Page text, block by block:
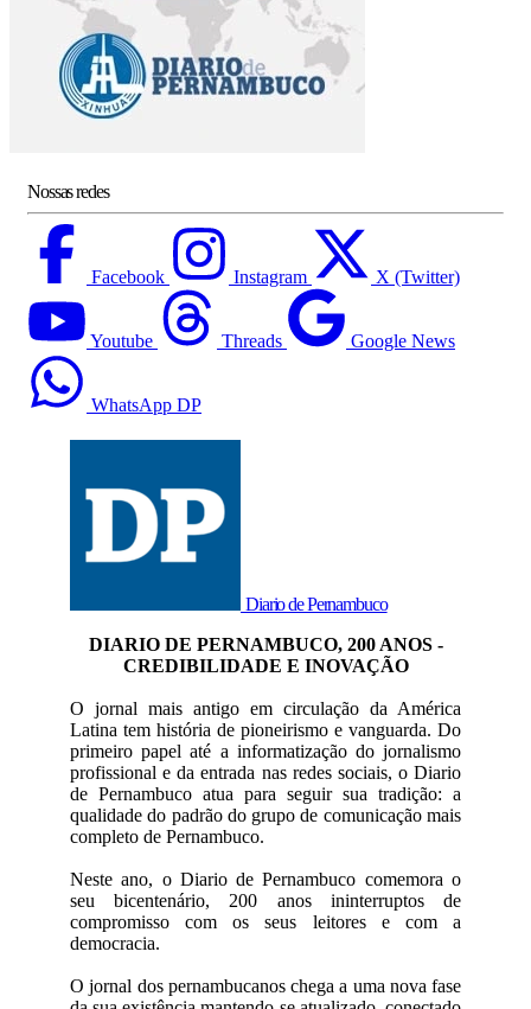
Nossas redes
Facebook Instagram X (Twitter)
Youtube Threads Google News
WhatsApp DP
Diario de Pernambuco
DIARIO DE PERNAMBUCO, 200 ANOS -
CREDIBILIDADE E INOVAÇÃO
O jornal mais antigo em circulação da América
Latina tem história de pioneirismo e vanguarda. Do
primeiro papel até a informatização do jornalismo
profissional e da entrada nas redes sociais, o Diario
de Pernambuco atua para seguir sua tradição: a
qualidade do padrão do grupo de comunicação mais
completo de Pernambuco.
Neste ano, o Diario de Pernambuco comemora o
seu bicentenário, 200 anos ininterruptos de
compromisso com os seus leitores e com a
democracia.
O jornal dos pernambucanos chega a uma nova fase